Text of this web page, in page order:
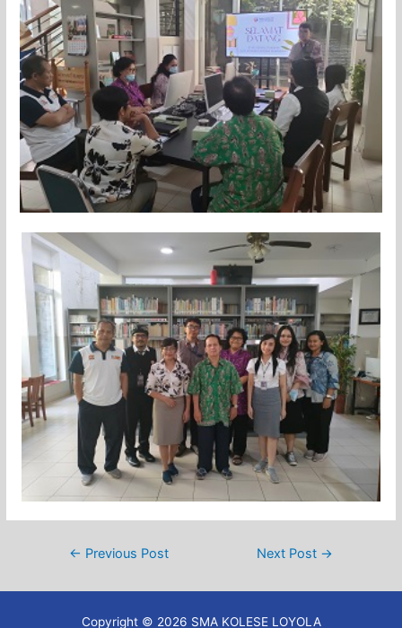
← Previous Post Next Post →
Copyright © 2026 SMA KOLESE LOYOLA